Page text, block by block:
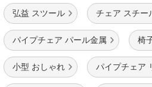
弘益 スツール チェア スチー
パイプチェア パール金属 椅
小型 おしゃれ パイプチェア